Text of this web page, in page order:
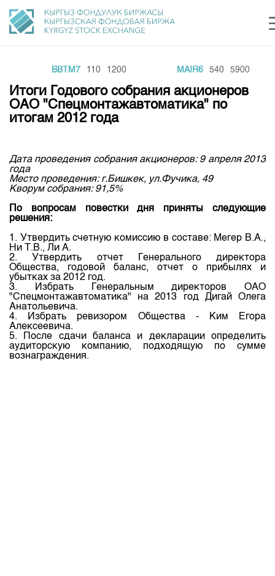
Финансовый рынок KG login Рус Кыр Eng
О нас
Общая информация
Акционеры
Руководство
Внутренний аудитор
Комитеты
Участники торгов
Наши партнеры
Cтратегия развития
Корпоративные документы
Контакты
Товарно-сырьевой сектор
Листинг
Центр раскрытия информации
Тарифы
Аналитика
Финансовый рынок KG
Пресс-клуб
25 лет ЗАО КФБ
Нормативная база
Биржевая деятельность
Депозитарная деятельность
Центр раскрытия информации
Статистика торгов
Итоги последних торгов
Архив торгов
Индекс и Капитализация
Котировки по ЦБ
Котировки по драг. металлам
Расписание аукционов по ГЦБ
Результаты аукционов ГЦБ
Учебный центр
Общая информация
План работы на год
BBTM7 110 1200 MAIR6 540 5900
Итоги Годового собрания акционеров
ОАО "Спецмонтажавтоматика" по
итогам 2012 года
Дата проведения собрания акционеров: 9 апреля 2013
года
Место проведения: г.Бишкек, ул.Фучика, 49
Кворум собрания: 91,5%
По вопросам повестки дня приняты следующие
решения:
1. Утвердить счетную комиссию в составе: Мегер В.А.,
Ни Т.В., Ли А.
2. Утвердить отчет Генерального директора
Общества, годовой баланс, отчет о прибылях и
убытках за 2012 год.
3. Избрать Генеральным директоров ОАО
"Спецмонтажавтоматика" на 2013 год Дигай Олега
Анатольевича.
4. Избрать ревизором Общества - Ким Егора
Алексеевича.
5. После сдачи баланса и декларации определить
аудиторскую компанию, подходящую по сумме
вознаграждения.